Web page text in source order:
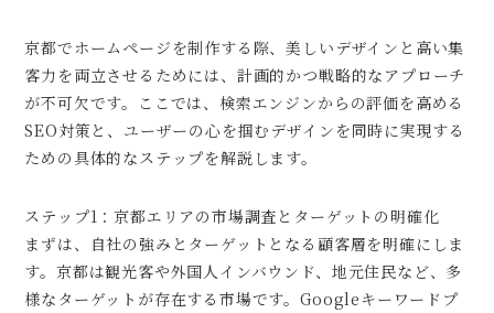
京都でホームページを制作する際、美しいデザインと高い集
客力を両立させるためには、計画的かつ戦略的なアプローチ
が不可欠です。ここでは、検索エンジンからの評価を高める
SEO対策と、ユーザーの心を掴むデザインを同時に実現する
ための具体的なステップを解説します。
ステップ1：京都エリアの市場調査とターゲットの明確化
まずは、自社の強みとターゲットとなる顧客層を明確にしま
す。京都は観光客や外国人インバウンド、地元住民など、多
様なターゲットが存在する市場です。Googleキーワードプ